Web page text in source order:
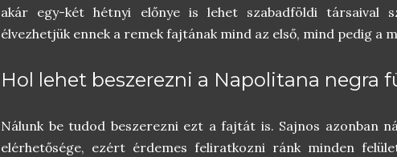
akár egy-két hétnyi előnye is lehet szabadföldi társaival
élvezhetjük ennek a remek fajtának mind az első, mind pedig a
Hol lehet beszerezni a Napolitana negra
Nálunk be tudod beszerezni ezt a fajtát is. Sajnos azonban
elérhetősége, ezért érdemes feliratkozni ránk minden